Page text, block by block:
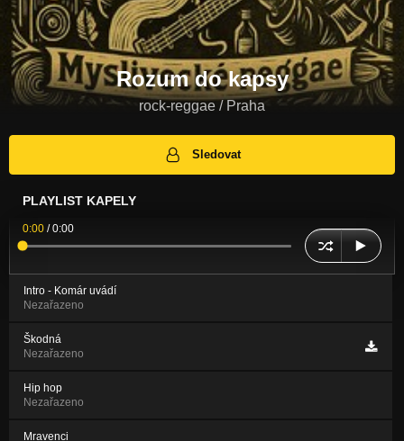
Rozum do kapsy
rock-reggae / Praha
Sledovat
PLAYLIST KAPELY
0:00 /0:00
Intro - Komár uvádí
Nezařazeno
Škodná
Nezařazeno
Hip hop
Nezařazeno
Mravenci